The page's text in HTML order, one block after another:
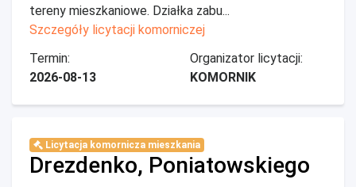
tereny mieszkaniowe. Działka zabu...
Szczegóły licytacji komorniczej
Termin:
2026-08-13
Organizator licytacji:
KOMORNIK
Licytacja komornicza mieszkania
Drezdenko, Poniatowskiego